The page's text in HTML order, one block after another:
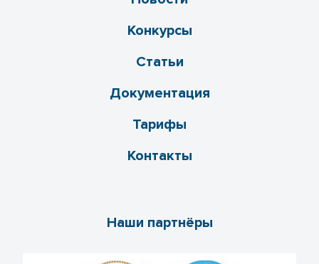
Конкурсы
Статьи
Документация
Тарифы
Контакты
Наши партнёры